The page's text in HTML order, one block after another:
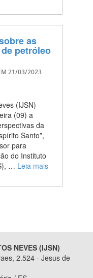
as
petróleo
21/03/2023
(IJSN)
(09) a
da
Santo”,
para
do Instituto
… Leia mais
NEVES (IJSN)
2.524 - Jesus de